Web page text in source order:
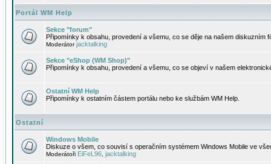
Portál WM Help
Sekce "forum"
Připomínky k obsahu, provedení a všemu, co se děje na našem diskuzním
Moderátorjacktalking
Sekce "eShop (WM Shop)"
Připomínky k obsahu, provedení a všemu, co se objeví v našem
Ostatní WM Help
Připomínky k ostatním částem portálu nebo ke službám WM Help.
Ostatní
Windows Mobile
Diskuze o všem, co souvisí s operačním systémem Windows Mobile ve
Moderátoři EiFeL96 jacktalking